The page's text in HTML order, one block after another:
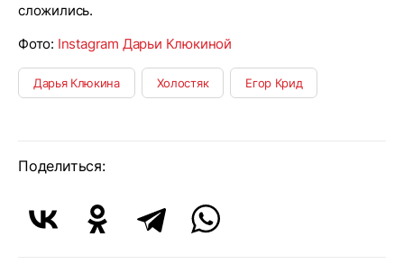
сложились.
Фото: Instagram Дарьи Клюкиной
Дарья Клюкина Холостяк Егор Крид
Поделиться: